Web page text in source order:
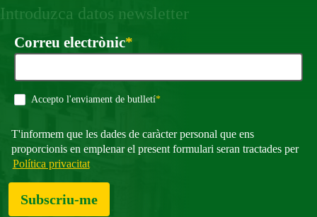
Introduzca datos newsletter
Correu electrònic*
Accepto l'enviament de butlletí*Obligatori
T'informem que les dades de caràcter personal que ens
proporcionis en emplenar el present formulari seran tractades per
Política privacitat
Subscriu-me